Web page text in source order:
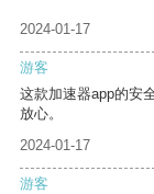
2024-01-17
游客
这款加速器app的安
放心。
2024-01-17
游客